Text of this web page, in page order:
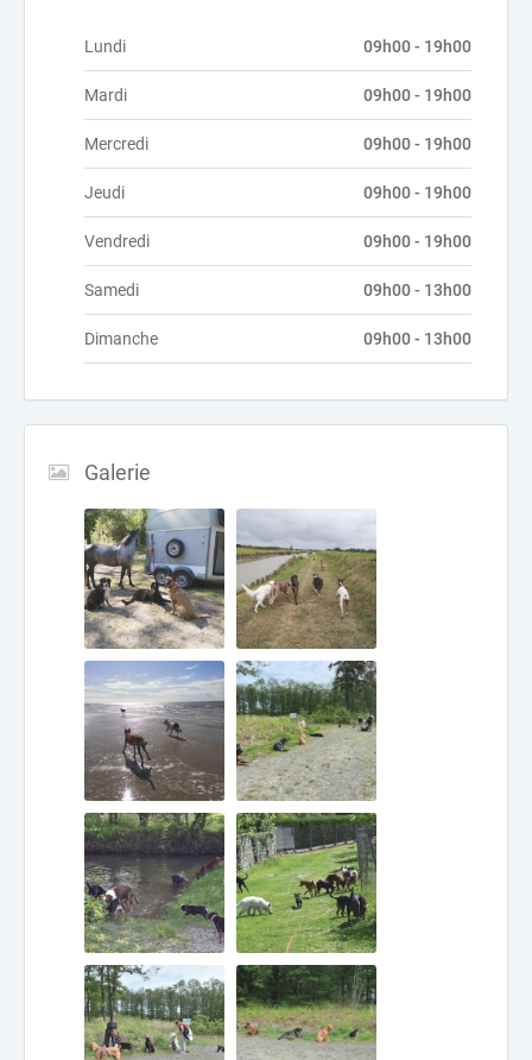
Lundi 09h00 - 19h00
Mardi 09h00 - 19h00
Mercredi 09h00 - 19h00
Jeudi 09h00 - 19h00
Vendredi 09h00 - 19h00
Samedi 09h00 - 13h00
Dimanche 09h00 - 13h00
Galerie